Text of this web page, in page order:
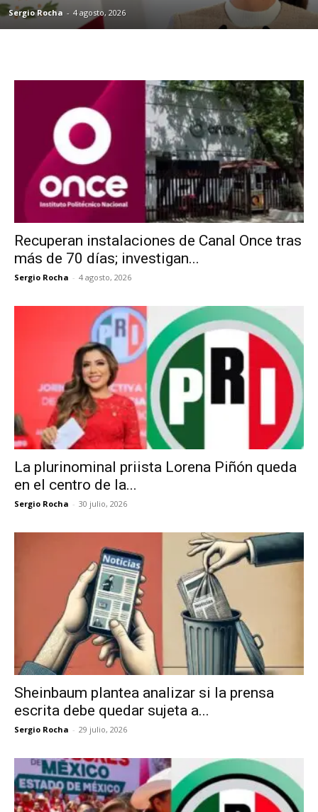
Sergio Rocha - 4 agosto, 2026
Recuperan instalaciones de Canal Once tras
más de 70 días; investigan...
Sergio Rocha - 4 agosto, 2026
La plurinominal priista Lorena Piñón queda
en el centro de la...
Sergio Rocha - 30 julio, 2026
Sheinbaum plantea analizar si la prensa
escrita debe quedar sujeta a...
Sergio Rocha - 29 julio, 2026